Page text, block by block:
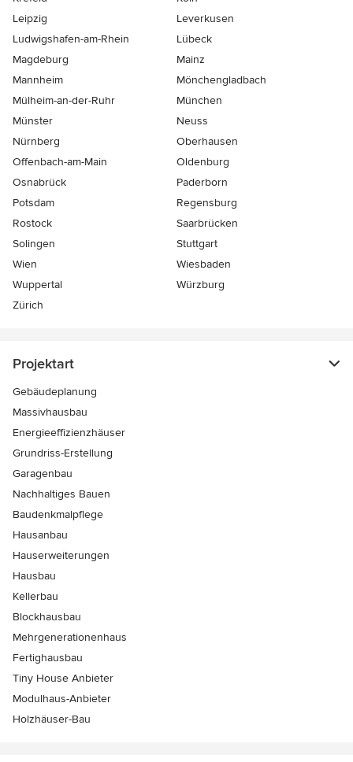
Leipzig
Leverkusen
Ludwigshafen-am-Rhein
Lübeck
Magdeburg
Mainz
Mannheim
Mönchen­gladbach
Mülheim-an-der-Ruhr
München
Münster
Neuss
Nürnberg
Oberhausen
Offenbach-am-Main
Oldenburg
Osnabrück
Paderborn
Potsdam
Regensburg
Rostock
Saarbrücken
Solingen
Stuttgart
Wien
Wiesbaden
Wuppertal
Würzburg
Zürich
Projektart
Gebäudeplanung
Massivhausbau
Energieeffizienzhäuser
Grundriss-Erstellung
Garagenbau
Nachhaltiges Bauen
Baudenkmalpflege
Hausanbau
Hauserweiterungen
Hausbau
Kellerbau
Blockhausbau
Mehrgenerationenhaus
Fertighausbau
Tiny House Anbieter
Modulhaus-Anbieter
Holzhäuser-Bau